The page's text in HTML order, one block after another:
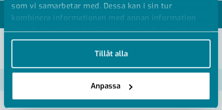
som vi samarbetar med. Dessa kan i sin tur
kombinera informationen med annan information
som du har tillhandahållit eller som de har samlat in
när du har använt deras tjänster.
Tillåt alla
Anpassa
MODELLER
VISA ALLA MÅTT +
CMDC/NO-V-020